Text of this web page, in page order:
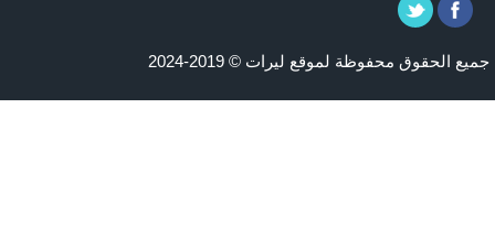
جميع الحقوق محفوظة لموقع ليرات © 2019-2024